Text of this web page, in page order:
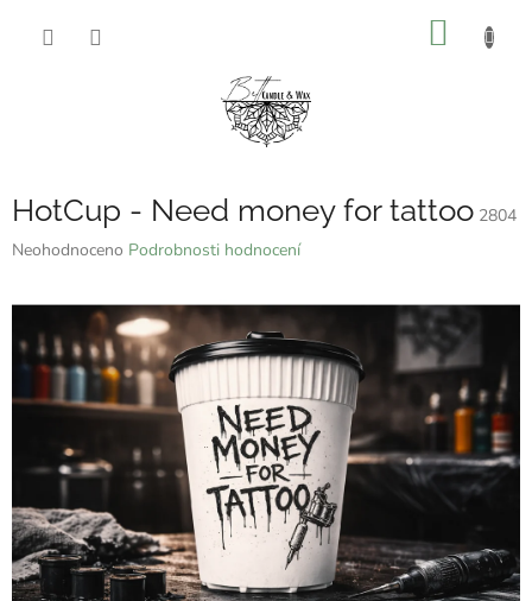
HotCup - Need money for tattoo 2804
Průměrné
0,0
hvězdiček.
Neohodnoceno Podrobnosti hodnocení